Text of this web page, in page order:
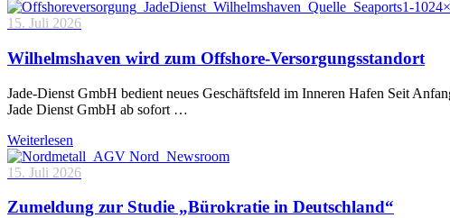
15. Juli 2026
Wilhelmshaven wird zum Offshore-Versorgungsstandort
Jade-Dienst GmbH bedient neues Geschäftsfeld im Inneren Hafen Seit
Jade Dienst GmbH ab sofort …
Weiterlesen
15. Juli 2026
Zumeldung zur Studie „Bürokratie in Deutschland“